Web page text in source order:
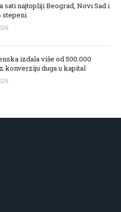
sati najtopliji Beograd, Novi Sad i
stepeni
izdala više od 500.000
konverziju duga u kapital